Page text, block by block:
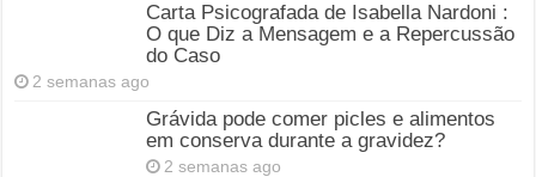
Carta Psicografada de Isabella Nardoni :
O que Diz a Mensagem e a Repercussão
do Caso
2 semanas ago
Grávida pode comer picles e alimentos
em conserva durante a gravidez?
2 semanas ago